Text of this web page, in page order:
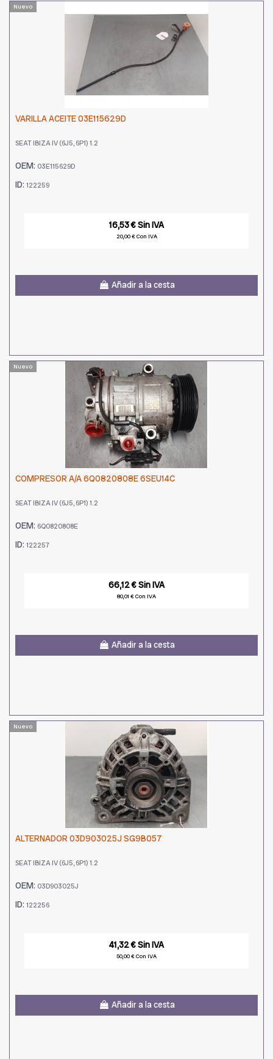
Nuevo
VARILLA ACEITE 03E115629D
SEAT IBIZA IV (6J5, 6P1) 1.2
OEM: 03E115629D
ID: 122259
16,53 € Sin IVA
20,00 € Con IVA
Añadir a la cesta
Nuevo
COMPRESOR A/A 6Q0820808E 6SEU14C
SEAT IBIZA IV (6J5, 6P1) 1.2
OEM: 6Q0820808E
ID: 122257
66,12 € Sin IVA
80,01 € Con IVA
Añadir a la cesta
Nuevo
ALTERNADOR 03D903025J SG9B057
SEAT IBIZA IV (6J5, 6P1) 1.2
OEM: 03D903025J
ID: 122256
41,32 € Sin IVA
50,00 € Con IVA
Añadir a la cesta